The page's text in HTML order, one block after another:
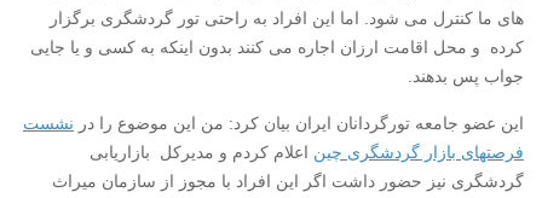
های ما کنترل می شود. اما این افراد به راحتی تور گردشگری برگزار
کرده و محل اقامت ارزان اجاره می کنند بدون اینکه به کسی و یا جایی
جواب پس بدهند.
این عضو جامعه تورگردانان ایران بیان کرد: من این موضوع را در نشست
فرصتهای بازار گردشگری چین اعلام کردم و مدیرکل بازاریابی
گردشگری نیز حضور داشت اگر این افراد با مجوز از سازمان میراث